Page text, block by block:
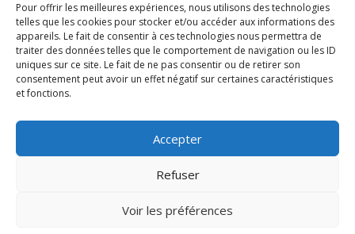
Pour offrir les meilleures expériences, nous utilisons des technologies
telles que les cookies pour stocker et/ou accéder aux informations des
appareils. Le fait de consentir à ces technologies nous permettra de
traiter des données telles que le comportement de navigation ou les ID
uniques sur ce site. Le fait de ne pas consentir ou de retirer son
consentement peut avoir un effet négatif sur certaines caractéristiques
et fonctions.
Accepter
Refuser
Voir les préférences
Newsletter & Presse
Partenaires
Tarifs
Espace Client
121DigitalGroup |